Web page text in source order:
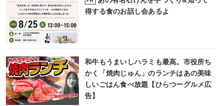
得する食のお話し会あるよ
和牛もうまいしハラミも最高。市役所ち
かく「焼肉じゅん」のランチはあの美味
しいごはん食べ放題【ひらつーグルメ広
告】